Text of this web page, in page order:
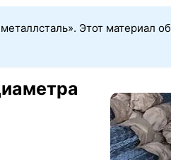
Этот материал